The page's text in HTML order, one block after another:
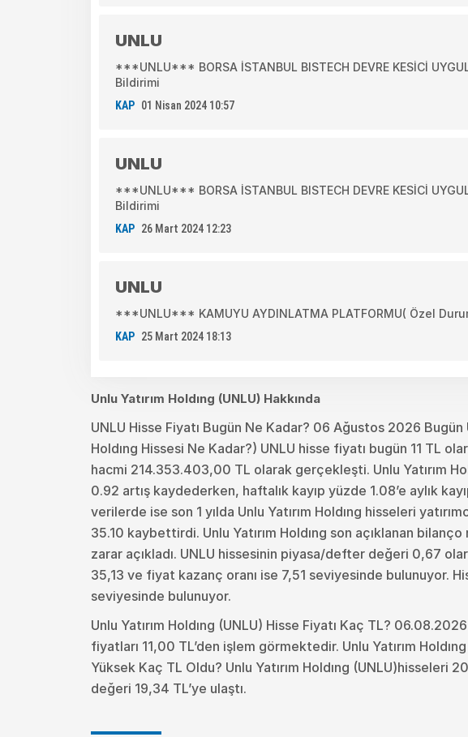
UNLU
***UNLU*** BORSA İSTANBUL BISTECH DEVRE KESİCİ
Bildirimi
KAP 01 Nisan 2024 10:57
UNLU
***UNLU*** BORSA İSTANBUL BISTECH DEVRE KESİCİ
Bildirimi
KAP 26 Mart 2024 12:23
UNLU
***UNLU*** KAMUYU AYDINLATMA PLATFORMU( Özel
KAP 25 Mart 2024 18:13
Unlu Yatırım Holdıng (UNLU) Hakkında
UNLU Hisse Fiyatı Bugün Ne Kadar? 06 Ağustos 2026 Bugün
Holdıng Hissesi Ne Kadar?) UNLU hisse fiyatı bugün 11 TL
hacmi 214.353.403,00 TL olarak gerçekleşti. Unlu Yatırım
0.92 artış kaydederken, haftalık kayıp yüzde 1.08’e aylık
verilerde ise son 1 yılda Unlu Yatırım Holdıng hisseleri
35.10 kaybettirdi. Unlu Yatırım Holdıng son açıklanan
zarar açıkladı. UNLU hissesinin piyasa/defter değeri 0,67
35,13 ve fiyat kazanç oranı ise 7,51 seviyesinde bulunuyor.
seviyesinde bulunuyor.
Unlu Yatırım Holdıng (UNLU) Hisse Fiyatı Kaç TL?
fiyatları 11,00 TL’den işlem görmektedir. Unlu Yatırım
Yüksek Kaç TL Oldu? Unlu Yatırım Holdıng (UNLU)hisseleri
değeri 19,34 TL’ye ulaştı.